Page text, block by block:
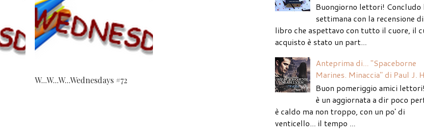
W...W...W...Wednesdays #72
Buongiorno lettori! Concludo
settimana con la recensione
libro che aspettavo con tutto il cuore, il
acquisto è stato un part...
Anteprima di... "Spaceborne
Marines. Minaccia" di Paul J.
Buon pomeriggio amici
è un aggiornata a dir poco
è caldo ma non troppo, con un po' di
venticello... il tempo ...